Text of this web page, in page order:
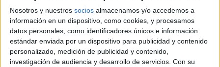
Nosotros y nuestros socios almacenamos y/o accedemos a
información en un dispositivo, como cookies, y procesamos
datos personales, como identificadores únicos e información
estándar enviada por un dispositivo para publicidad y contenido
personalizado, medición de publicidad y contenido,
investigación de audiencia y desarrollo de servicios. Con su
© Perfil.com 2006-2019 - Todos los derechos reservados
Registro de Propiedad Intelectual: Nro. 5346433